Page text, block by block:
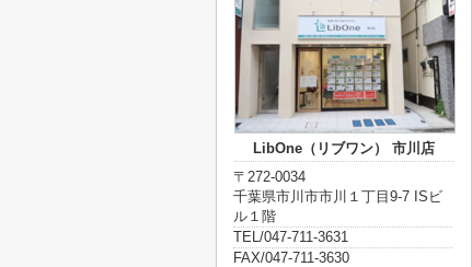
LibOne（リブワン） 市川店
〒272-0034
千葉県市川市市川１丁目9-7 ISビ
ル１階
TEL/047-711-3631
FAX/047-711-3630